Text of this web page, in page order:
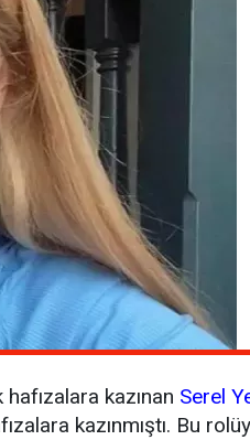
kazınan Serel
kazınmıştı. Bu